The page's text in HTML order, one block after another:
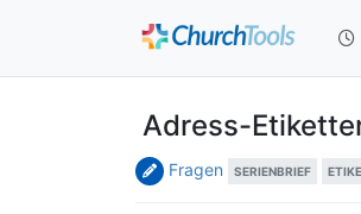
Adress-
Fragen SERIENBRIEF